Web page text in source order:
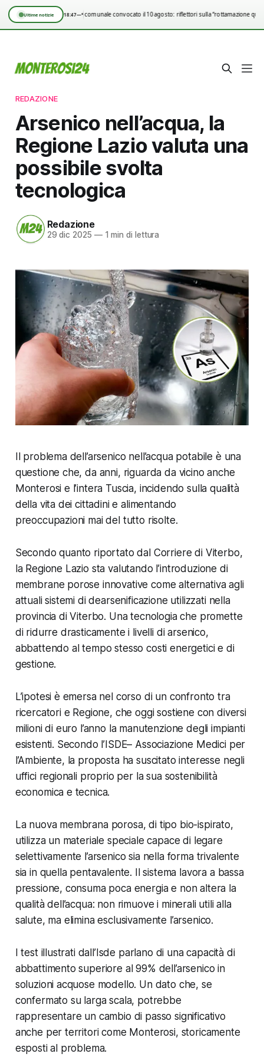
Ultime notizie 18:47—°
Consiglio comunale convocato il 10 agosto: riflettori sulla “rottamazione
REDAZIONE
Arsenico nell’acqua, la
Regione Lazio valuta una
possibile svolta
tecnologica
Redazione
29 dic 2025 —1 min di lettura
Il problema dell’arsenico nell’acqua potabile è una
questione che, da anni, riguarda da vicino anche
Monterosi e l’intera Tuscia, incidendo sulla qualità
della vita dei cittadini e alimentando
preoccupazioni mai del tutto risolte.
Secondo quanto riportato dal Corriere di Viterbo,
la Regione Lazio sta valutando l’introduzione di
membrane porose innovative come alternativa agli
attuali sistemi di dearsenificazione utilizzati nella
provincia di Viterbo. Una tecnologia che promette
di ridurre drasticamente i livelli di arsenico,
abbattendo al tempo stesso costi energetici e di
gestione.
L’ipotesi è emersa nel corso di un confronto tra
ricercatori e Regione, che oggi sostiene con diversi
milioni di euro l’anno la manutenzione degli impianti
esistenti. Secondo l’ISDE– Associazione Medici per
l’Ambiente, la proposta ha suscitato interesse negli
uffici regionali proprio per la sua sostenibilità
economica e tecnica.
La nuova membrana porosa, di tipo bio-ispirato,
utilizza un materiale speciale capace di legare
selettivamente l’arsenico sia nella forma trivalente
sia in quella pentavalente. Il sistema lavora a bassa
pressione, consuma poca energia e non altera la
qualità dell’acqua: non rimuove i minerali utili alla
salute, ma elimina esclusivamente l’arsenico.
I test illustrati dall’Isde parlano di una capacità di
abbattimento superiore al 99% dell’arsenico in
soluzioni acquose modello. Un dato che, se
confermato su larga scala, potrebbe
rappresentare un cambio di passo significativo
anche per territori come Monterosi, storicamente
esposti al problema.